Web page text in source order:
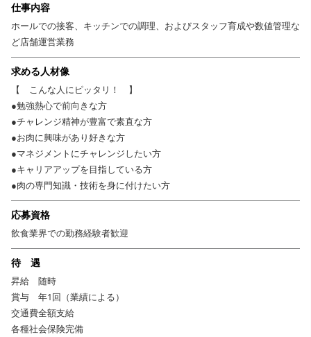
仕事内容
ホールでの接客、キッチンでの調理、およびスタッフ育成や数値管理な
ど店舗運営業務
求める人材像
【 こんな人にピッタリ！ 】
●勉強熱心で前向きな方
●チャレンジ精神が豊富で素直な方
●お肉に興味があり好きな方
●マネジメントにチャレンジしたい方
●キャリアアップを目指している方
●肉の専門知識・技術を身に付けたい方
応募資格
飲食業界での勤務経験者歓迎
待 遇
昇給 随時
賞与 年1回（業績による）
交通費全額支給
各種社会保険完備